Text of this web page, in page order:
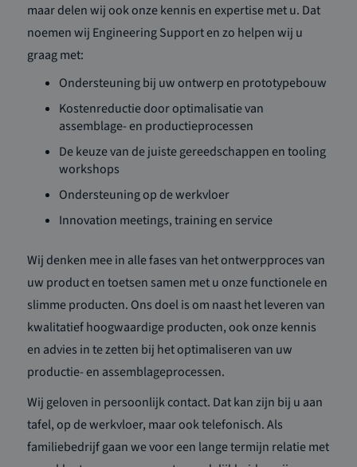
maar delen wij ook onze kennis en expertise met u. Dat
noemen wij Engineering Support en zo helpen wij u
graag met:
Ondersteuning bij uw ontwerp en prototypebouw
Kostenreductie door optimalisatie van
assemblage- en productieprocessen
De keuze van de juiste gereedschappen en tooling
workshops
Ondersteuning op de werkvloer
Innovation meetings, training en service
Wij denken mee in alle fases van het ontwerpproces van
uw product en toetsen samen met u onze functionele en
slimme producten. Ons doel is om naast het leveren van
kwalitatief hoogwaardige producten, ook onze kennis
en advies in te zetten bij het optimaliseren van uw
productie- en assemblageprocessen.
Wij geloven in persoonlijk contact. Dat kan zijn bij u aan
tafel, op de werkvloer, maar ook telefonisch. Als
familiebedrijf gaan we voor een lange termijn relatie met